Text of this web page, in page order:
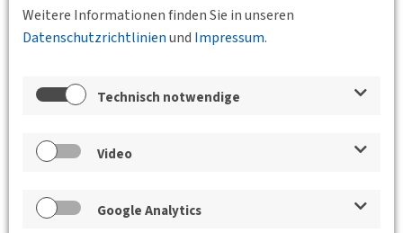
Weitere Informationen finden Sie in unseren
Datenschutzrichtlinienund Impressum.
Technisch notwendige
Video
Google Analytics
Senatsverwaltung für Stadtentwicklung und Wohnen
Gruppenleiterin Zentren, Wirtschaft, gesamtstädtische
Helmut Grätz
Bereich Angebot, Strategische Produktentwicklung
Termin und Ort: